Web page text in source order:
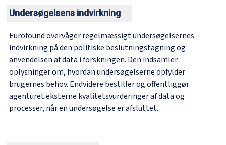
Undersøgelsens indvirkning
Eurofound overvåger regelmæssigt undersøgelsernes
indvirkning på den politiske beslutningstagning og
anvendelsen af data i forskningen. Den indsamler
oplysninger om, hvordan undersøgelserne opfylder
brugernes behov. Endvidere bestiller og offentliggør
agenturet eksterne kvalitetsvurderinger af data og
processer, når en undersøgelse er afsluttet.